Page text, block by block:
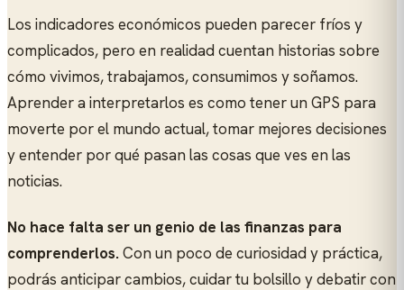
Los indicadores económicos pueden parecer fríos y
complicados, pero en realidad cuentan historias sobre
cómo vivimos, trabajamos, consumimos y soñamos.
Aprender a interpretarlos es como tener un GPS para
moverte por el mundo actual, tomar mejores decisiones
y entender por qué pasan las cosas que ves en las
noticias.
No hace falta ser un genio de las finanzas para
comprenderlos. Con un poco de curiosidad y práctica,
podrás anticipar cambios, cuidar tu bolsillo y debatir con